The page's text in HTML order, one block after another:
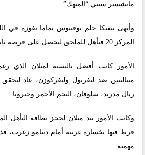
مانشستر سيتي “المنهك”.
وأنهى بنفيكا حلم يوفنتوس تماما بفوزه في
المركز 20 فتأهل للملحق ليحصل على فرصة ثانية.
الأمور كانت أفضل بالنسبة لميلان الذي
ريال مدريد، سلوفان، النجم الأحمر وجيرونا.
فرط فيها بخسارة غريبة أمام دينامو
مهمته.